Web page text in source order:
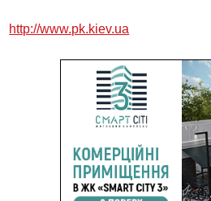
http://www.pk.kiev.ua